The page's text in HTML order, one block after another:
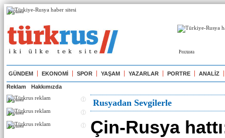
Реклама
Реклама
GÜNDEM EKONOMİ SPOR YAŞAM YAZARLAR PORTRE ANALİZ
Reklam Hakkımızda
Реклама
Реклама
Реклама
Rusyadan Sevgilerle
Çin-Rusya